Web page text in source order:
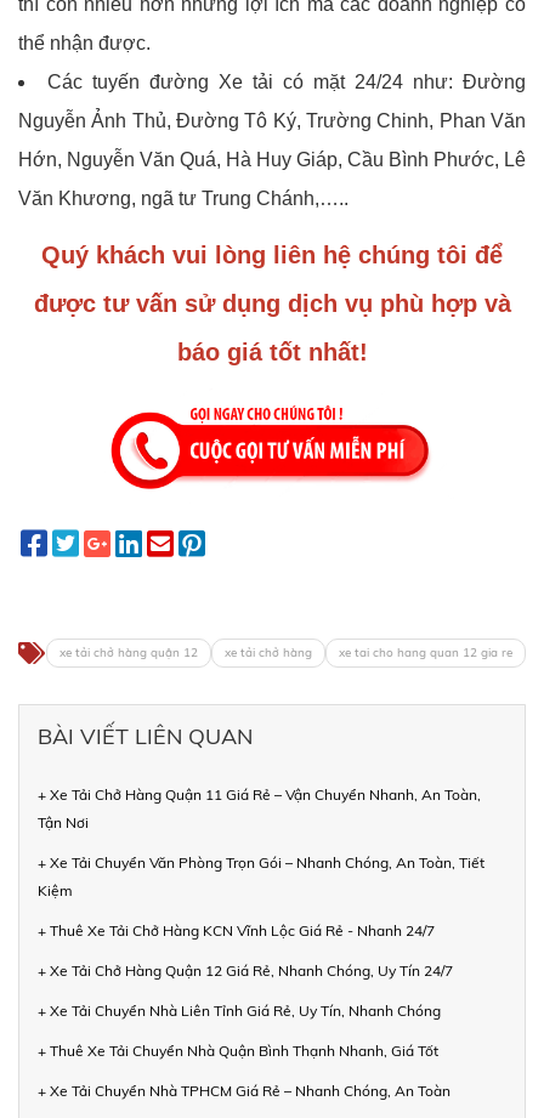
thể nhận được.
Các tuyến đường Xe tải có mặt 24/24 như: Đường
Nguyễn Ảnh Thủ, Đường Tô Ký, Trường Chinh, Phan Văn
Hớn, Nguyễn Văn Quá, Hà Huy Giáp, Cầu Bình Phước, Lê
Văn Khương, ngã tư Trung Chánh,…..
Quý khách vui lòng liên hệ chúng tôi để
được tư vấn sử dụng dịch vụ phù hợp và
báo giá tốt nhất!
xe tải chở hàng quận 12 xe tải chở hàng xe tai cho hang quan 12 gia re
BÀI VIẾT LIÊN QUAN
+ Xe Tải Chở Hàng Quận 11 Giá Rẻ – Vận Chuyển Nhanh, An Toàn,
Tận Nơi
+ Xe Tải Chuyển Văn Phòng Trọn Gói – Nhanh Chóng, An Toàn, Tiết
Kiệm
+ Thuê Xe Tải Chở Hàng KCN Vĩnh Lộc Giá Rẻ - Nhanh 24/7
+ Xe Tải Chở Hàng Quận 12 Giá Rẻ, Nhanh Chóng, Uy Tín 24/7
+ Xe Tải Chuyển Nhà Liên Tỉnh Giá Rẻ, Uy Tín, Nhanh Chóng
+ Thuê Xe Tải Chuyển Nhà Quận Bình Thạnh Nhanh, Giá Tốt
+ Xe Tải Chuyển Nhà TPHCM Giá Rẻ – Nhanh Chóng, An Toàn